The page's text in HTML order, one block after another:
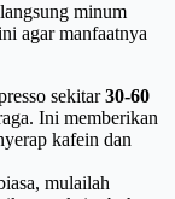
minum
agar manfaatnya
sekitar30-60
Ini memberikan
kafein dan
mulailah